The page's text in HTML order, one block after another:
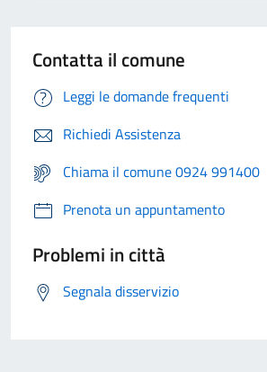
Contatta il comune
Leggi le domande frequenti
Richiedi Assistenza
Chiama il comune 0924 991400
Prenota un appuntamento
Problemi in città
Segnala disservizio